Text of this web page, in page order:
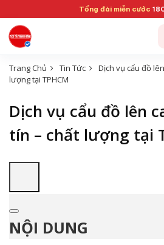
Tổng đài miễn cước
Trang Chủ Tin Tức
Dịch vụ cẩu đồ
lượng tại TPHCM
Dịch vụ cẩu đồ lên
tín – chất lượng tại
NỘI DUNG